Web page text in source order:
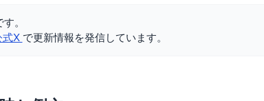
。
式X で更新情報を発信しています。